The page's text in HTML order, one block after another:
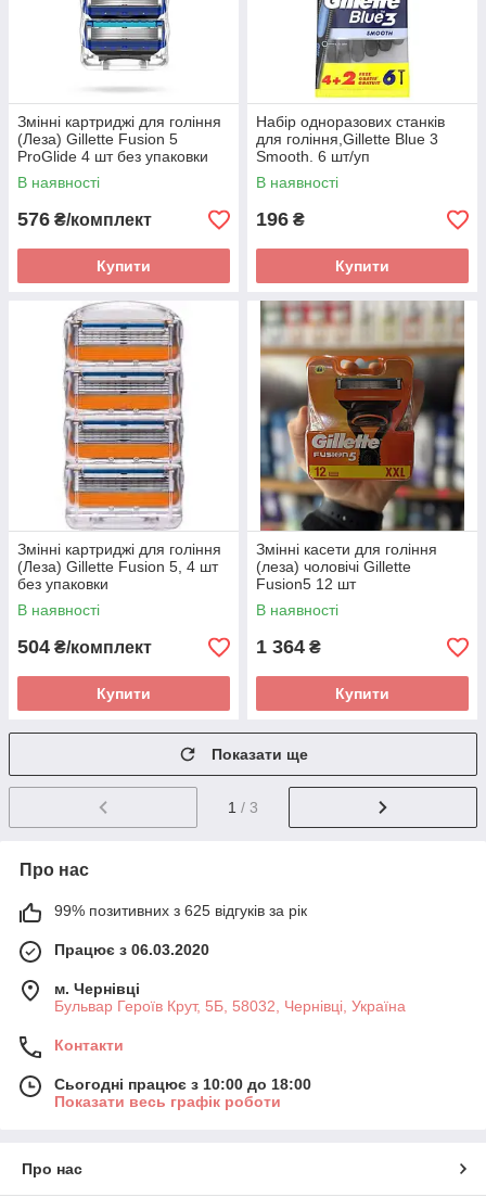
Змінні картриджі для гоління
(Леза) Gillette Fusion 5
ProGlide 4 шт без упаковки
В наявності
576 ₴/комплект
Купити
Набір одноразових станків
для гоління,Gillette Blue 3
Smooth. 6 шт/уп
В наявності
196 ₴
Купити
Змінні картриджі для гоління
(Леза) Gillette Fusion 5, 4 шт
без упаковки
В наявності
504 ₴/комплект
Купити
Змінні касети для гоління
(леза) чоловічі Gillette
Fusion5 12 шт
В наявності
1 364 ₴
Купити
Показати ще
1 / 3
Про нас
99% позитивних з 625 відгуків за рік
Працює з 06.03.2020
м. Чернівці
Бульвар Героїв Крут, 5Б, 58032, Чернівці, Україна
Контакти
Сьогодні працює з 10:00 до 18:00
Показати весь графік роботи
Про нас